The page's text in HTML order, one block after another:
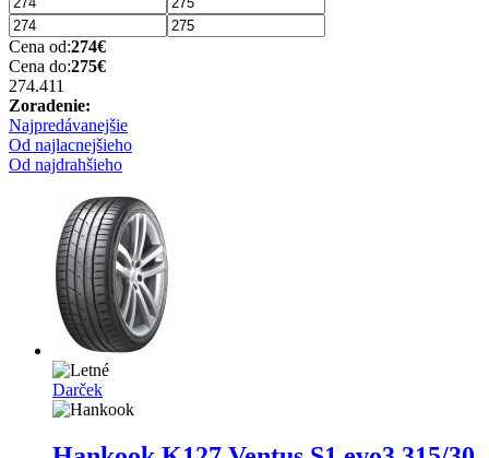
Cena od:274€
Cena do:275€
274.411
Zoradenie:
Najpredávanejšie
Od najlacnejšieho
Od najdrahšieho
Darček